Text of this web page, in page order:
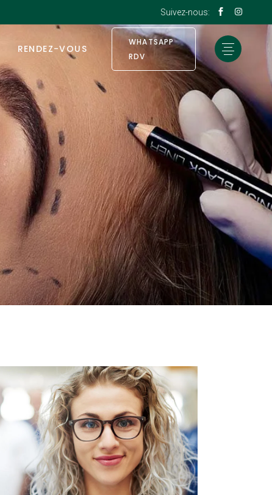
Suivez-nous:
RENDEZ-VOUS
WHATSAPP
RDV